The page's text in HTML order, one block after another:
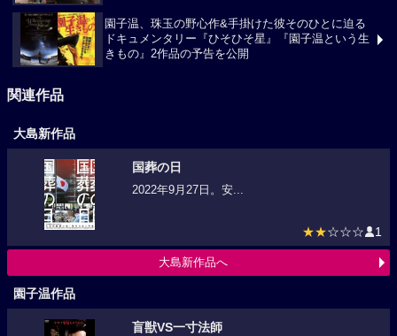
園子温、珠玉の野心作&手掛けた彼そのひとに迫る
ドキュメンタリー『ひそひそ星』『園子温という生
きもの』2作品の予告を公開
関連作品
大島新作品
国葬の日
2022年9月27日。安...
★★☆☆☆ 1
大島新作品へ
園子温作品
盲獣VS一寸法師